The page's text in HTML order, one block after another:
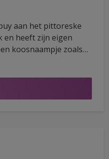
aan het pittoreske
en heeft zijn eigen
koosnaampje zoals
de torens van het